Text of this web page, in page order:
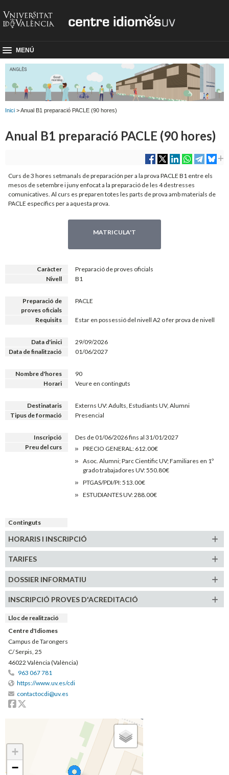
MENÚ
Inici > Anual B1 preparació PACLE (90 hores)
Anual B1 preparació PACLE (90 hores)
Curs de 3 hores setmanals de preparación per a la prova PACLE B1 entre els
mesos de setembre i juny enfocat a la preparació de les 4 destresses
comunicatives. Al curs es preparen totes les parts de prova amb materials de
PACLE específics per a aquesta prova.
MATRICULA'T
Caràcter
Preparació de proves oficials
Nivell
B1
Preparació de
proves oficials
PACLE
Requisits Estar en possessió del nivell A2 o fer prova de nivell
Data d'inici
29/09/2026
Data de finalització
01/06/2027
Nombre d'hores
90
Horari
Veure en continguts
Destinataris
Externs UV: Adults, Estudiants UV, Alumni
Tipus de formació
Presencial
Inscripció
Des de 01/06/2026 fins al 31/01/2027
Preu del curs
PRECIO GENERAL: 612.00€
Asoc. Alumni; Parc Cientific UV; Familiares en 1º
grado trabajadores UV: 550.80€
PTGAS/PDI/PI: 513.00€
ESTUDIANTES UV: 288.00€
Continguts
HORARIS I INSCRIPCIÓ
TARIFES
DOSSIER INFORMATIU
INSCRIPCIÓ PROVES D'ACREDITACIÓ
Lloc de realització
Centre d'Idiomes
Campus de Tarongers
C/ Serpis, 25
46022 València (València)
963 067 781
https://www.uv.es/cdi
contactocdi@uv.es
Facebook
+
−